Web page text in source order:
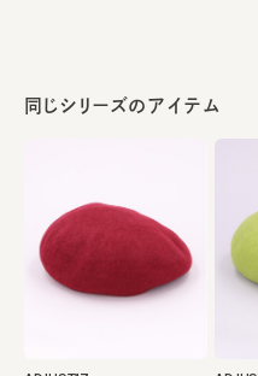
同じシリーズのアイテム